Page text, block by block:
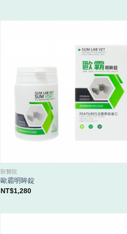
獸醫院
歐霸明眸錠
NT$1,280